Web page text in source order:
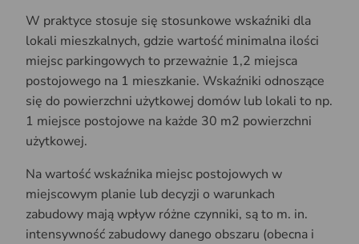
W praktyce stosuje się stosunkowe wskaźniki dla
lokali mieszkalnych, gdzie wartość minimalna ilości
miejsc parkingowych to przeważnie 1,2 miejsca
postojowego na 1 mieszkanie. Wskaźniki odnoszące
się do powierzchni użytkowej domów lub lokali to np.
1 miejsce postojowe na każde 30 m2 powierzchni
użytkowej.
Na wartość wskaźnika miejsc postojowych w
miejscowym planie lub decyzji o warunkach
zabudowy mają wpływ różne czynniki, są to m. in.
intensywność zabudowy danego obszaru (obecna i